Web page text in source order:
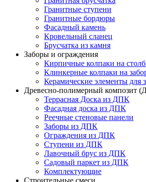
Гранитные ступени
Гранитные бордюры
Фасадный камень
Кровельный сланец
Брусчатка из камня
Заборы и ограждения
Кирпичные колпаки на
Клинкерные колпаки на
Керамические элементы для
Древесно-полимерный композит
Террасная Доска из ДПК
Фасадная доска из ДПК
Реечные стеновые панели
Заборы из ДПК
Ограждения из ДПК
Ступени из ДПК
Лавочный брус из ДПК
Садовый паркет из ДПК
Комплектующие
Строительные смеси